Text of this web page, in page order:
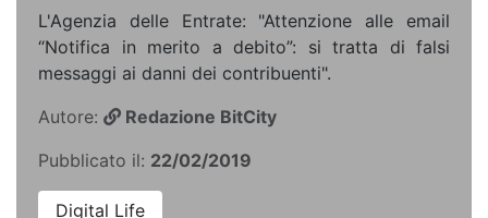
L'Agenzia delle Entrate: "Attenzione alle email
“Notifica in merito a debito”: si tratta di falsi
messaggi ai danni dei contribuenti".
Autore:
Redazione BitCity
Pubblicato il: 22/02/2019
Digital Life